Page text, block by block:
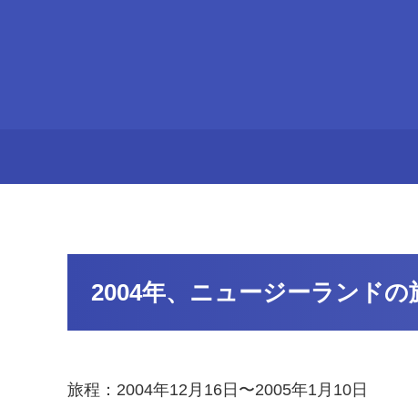
2004年、ニュージーランドの
旅程：2004年12月16日〜2005年1月10日